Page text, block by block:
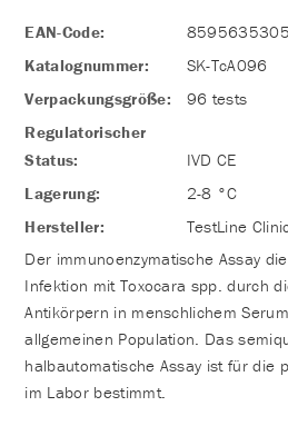
EAN-Code:
Katalognummer:
SK-TcA096
Verpackungsgröße:
96 tests
Regulatorischer
Status:
IVD CE
Lagerung:
2-8 °C
Hersteller:
TestLine
Der immunoenzymatische Assay
Infektion mit Toxocara spp. durch
Antikörpern in menschlichem
allgemeinen Population. Das
halbautomatische Assay ist für die
im Labor bestimmt.